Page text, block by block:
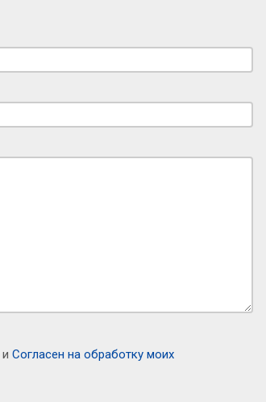
и Согласен на обработку моих